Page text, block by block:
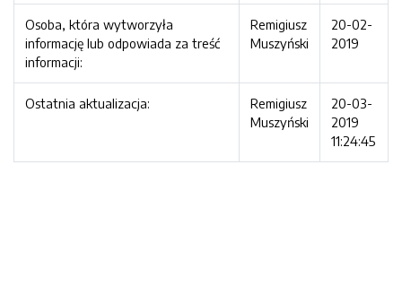
Osoba, która wytworzyła
informację lub odpowiada za treść
informacji:
Remigiusz
Muszyński
20-02-
2019
Ostatnia aktualizacja:
Remigiusz
Muszyński
20-03-
2019
11:24:45